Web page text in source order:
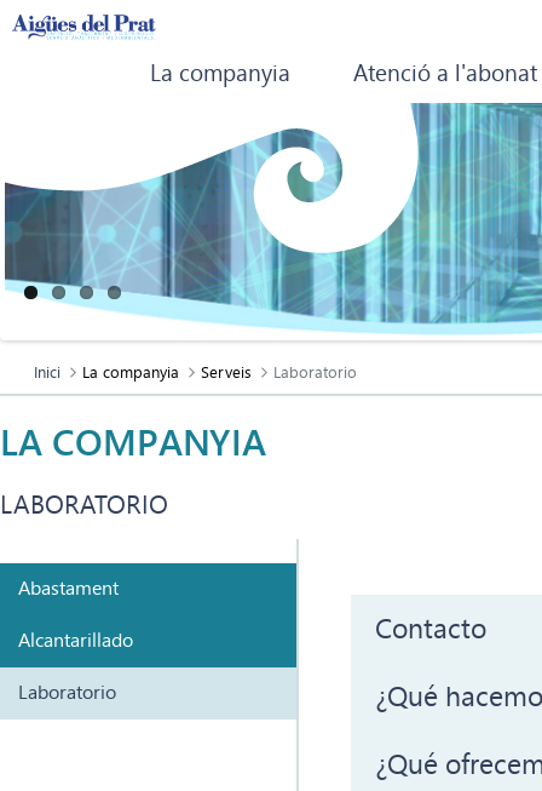
La companyia Atenció a l'abonat
Inici La companyia Serveis Laboratorio
LA COMPANYIA
LABORATORIO
Abastament
Alcantarillado
Laboratorio
Contacto
¿Qué
¿Qué